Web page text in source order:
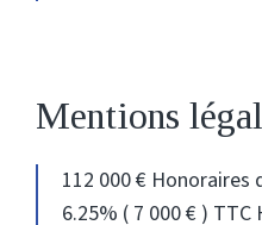
Mentions
112 000 € Honoraires
6.25% ( 7 000 € )